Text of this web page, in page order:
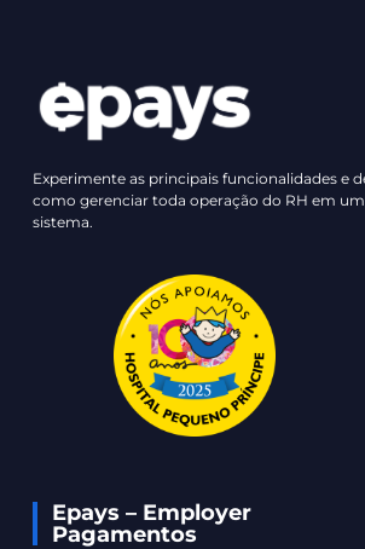
Experimente as principais funcionalidades e
como gerenciar toda operação do RH em
sistema.
Epays – Employer
Pagamentos